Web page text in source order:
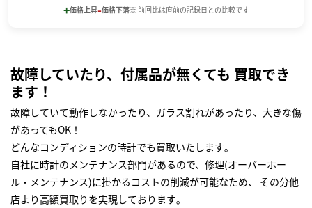
+価格上昇-価格下落※ 前回比は直前の記録日との比較です
故障していたり、付属品が無くても 買取でき
ます！
故障していて動作しなかったり、ガラス割れがあったり、大きな傷
があってもOK！
どんなコンディションの時計でも買取いたします｡
自社に時計のメンテナンス部門があるので、修理(オーバーホー
ル・メンテナンス)に掛かるコストの削減が可能なため、 その分他
店より高額買取りを実現しております｡